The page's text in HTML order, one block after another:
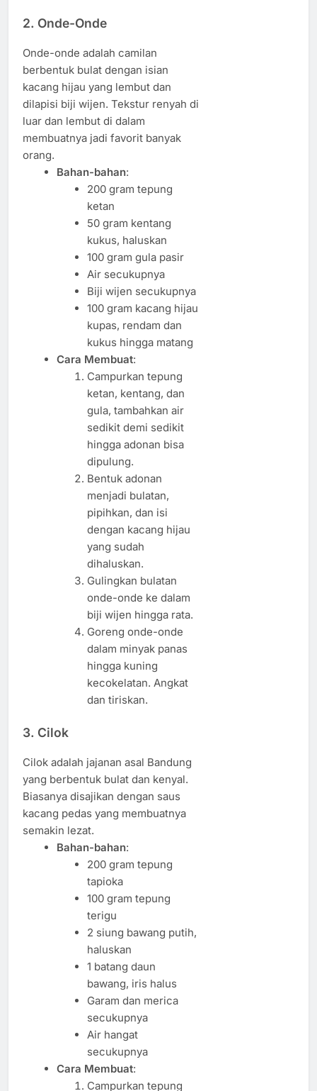
2. Onde-Onde
Onde-onde adalah camilan
berbentuk bulat dengan isian
kacang hijau yang lembut dan
dilapisi biji wijen. Tekstur renyah di
luar dan lembut di dalam
membuatnya jadi favorit banyak
orang.
Bahan-bahan:
200 gram tepung
ketan
50 gram kentang
kukus, haluskan
100 gram gula pasir
Air secukupnya
Biji wijen secukupnya
100 gram kacang hijau
kupas, rendam dan
kukus hingga matang
Cara Membuat:
Campurkan tepung
ketan, kentang, dan
gula, tambahkan air
sedikit demi sedikit
hingga adonan bisa
dipulung.
Bentuk adonan
menjadi bulatan,
pipihkan, dan isi
dengan kacang hijau
yang sudah
dihaluskan.
Gulingkan bulatan
onde-onde ke dalam
biji wijen hingga rata.
Goreng onde-onde
dalam minyak panas
hingga kuning
kecokelatan. Angkat
dan tiriskan.
3. Cilok
Cilok adalah jajanan asal Bandung
yang berbentuk bulat dan kenyal.
Biasanya disajikan dengan saus
kacang pedas yang membuatnya
semakin lezat.
Bahan-bahan:
200 gram tepung
tapioka
100 gram tepung
terigu
2 siung bawang putih,
haluskan
1 batang daun
bawang, iris halus
Garam dan merica
secukupnya
Air hangat
secukupnya
Cara Membuat:
Campurkan tepung